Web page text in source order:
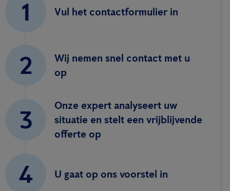
1 Vul het contactformulier in
2
Wij nemen snel contact met u
op
3
Onze expert analyseert uw
situatie en stelt een vrijblijvende
offerte op
4 U gaat op ons voorstel in